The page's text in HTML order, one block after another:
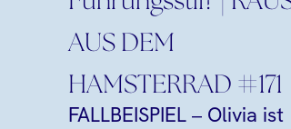
AUS DEM
HAMSTERRAD #171
FALLBEISPIEL – Olivia ist